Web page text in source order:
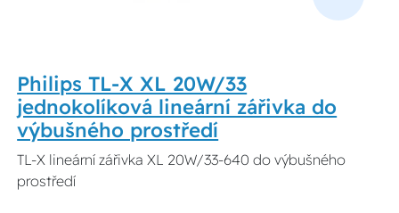
Philips TL-X XL 20W/33
jednokolíková lineární zářivka do
výbušného prostředí
TL-X lineární zářivka XL 20W/33-640 do výbušného
prostředí